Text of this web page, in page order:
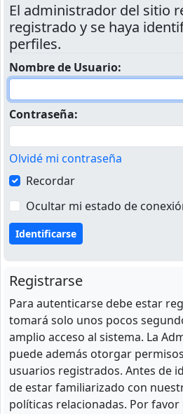
El administrador del sitio
registrado y se haya
perfiles.
Nombre de Usuario:
Contraseña:
Olvidé mi contraseña
Recordar
Ocultar mi estado de
Registrarse
Para autenticarse debe estar
tomará solo unos pocos
amplio acceso al sistema. La
puede además otorgar
usuarios registrados. Antes de
de estar familiarizado con
políticas relacionadas. Por favor